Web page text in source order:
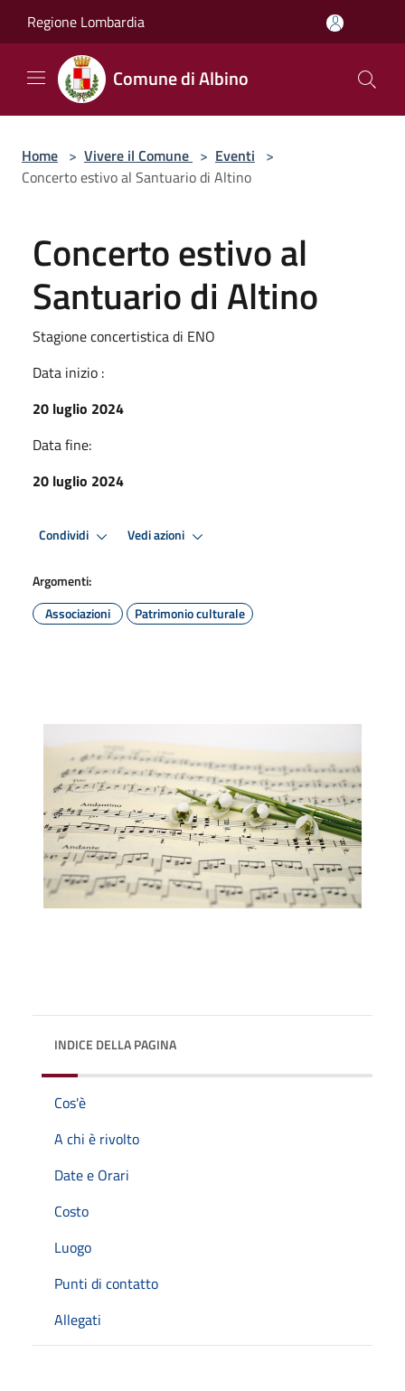
Regione Lombardia
Comune di Albino
Home > Vivere il Comune > Eventi >
Concerto estivo al Santuario di Altino
Concerto estivo al
Santuario di Altino
Stagione concertistica di ENO
Data inizio :
20 luglio 2024
Data fine:
20 luglio 2024
Condividi Vedi azioni
Argomenti:
Associazioni
Patrimonio culturale
INDICE DELLA PAGINA
Cos'è
A chi è rivolto
Date e Orari
Costo
Luogo
Punti di contatto
Allegati